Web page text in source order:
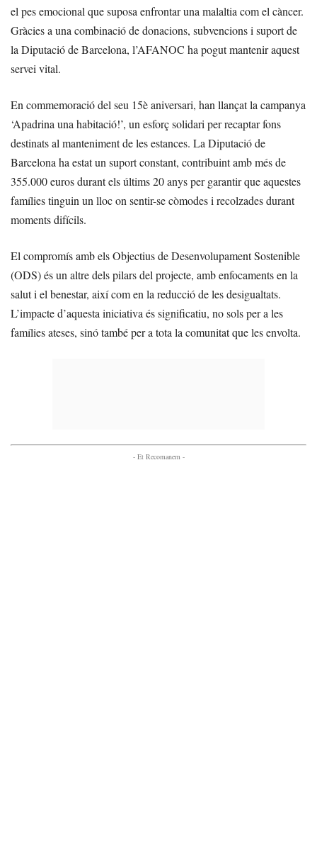
el pes emocional que suposa enfrontar una malaltia com el càncer.
Gràcies a una combinació de donacions, subvencions i suport de
la Diputació de Barcelona, l’AFANOC ha pogut mantenir aquest
servei vital.
En commemoració del seu 15è aniversari, han llançat la campanya
‘Apadrina una habitació!’, un esforç solidari per recaptar fons
destinats al manteniment de les estances. La Diputació de
Barcelona ha estat un suport constant, contribuint amb més de
355.000 euros durant els últims 20 anys per garantir que aquestes
famílies tinguin un lloc on sentir-se còmodes i recolzades durant
moments difícils.
El compromís amb els Objectius de Desenvolupament Sostenible
(ODS) és un altre dels pilars del projecte, amb enfocaments en la
salut i el benestar, així com en la reducció de les desigualtats.
L’impacte d’aquesta iniciativa és significatiu, no sols per a les
famílies ateses, sinó també per a tota la comunitat que les envolta.
- Et Recomanem -